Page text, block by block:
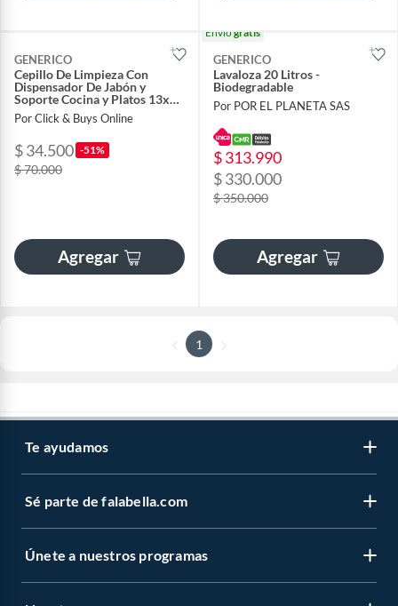
GENERICO
Cepillo De Limpieza Con
Dispensador De Jabón y
Soporte Cocina y Platos 13x8
cm
Por Click & Buys Online
$ 34.500 -51%
$ 70.000
Agregar
Envíogratis
GENERICO
Lavaloza 20 Litros -
Biodegradable
Por POR EL PLANETA SAS
$ 313.990
$ 330.000
$ 350.000
Agregar
1
Te ayudamos
Sé parte de falabella.com
Únete a nuestros programas